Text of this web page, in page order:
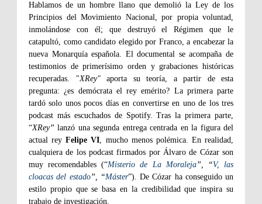
Hablamos de un hombre llano que demolió la Ley de los
Principios del Movimiento Nacional, por propia voluntad,
inmolándose con él; que destruyó el Régimen que le
catapultó, como candidato elegido por Franco, a encabezar la
nueva Monarquía española. El documental se acompaña de
testimonios de primerísimo orden y grabaciones históricas
recuperadas. "XRey"aporta su teoría, a partir de esta
pregunta: ¿es demócrata el rey emérito? La primera parte
tardó solo unos pocos días en convertirse en uno de los tres
podcast más escuchados de Spotify. Tras la primera parte,
“XRey” lanzó una segunda entrega centrada en la figura del
actual reyFelipe VI, mucho menos polémica. En realidad,
cualquiera de los podcast firmados por Álvaro de Cózar son
muy recomendables (“Misterio de La Moraleja”, “V, las
cloacas del estado”, “Máster”). De Cózar ha conseguido un
estilo propio que se basa en la credibilidad que inspira su
trabajo de investigación.